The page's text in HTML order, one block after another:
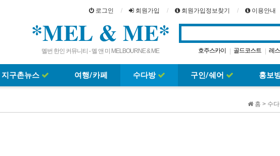
로그인 회원가입 회원가입정보찾기 이용안내
*MEL & ME*
멜번 한인 커뮤니티 - 멜 앤 미 MELBOURNE & ME 호주스카이 | 골드코스트 | 레
| 브리즈번 퍼스
지구촌뉴스 여행/카페 수다방 구인/쉐어 홍보
홈 > 수다